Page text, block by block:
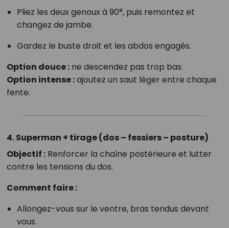
Pliez les deux genoux à 90°, puis remontez et
changez de jambe.
Gardez le buste droit et les abdos engagés.
Option douce :ne descendez pas trop bas.
Option intense :ajoutez un saut léger entre chaque
fente.
4. Superman + tirage (dos – fessiers – posture)
Objectif :Renforcer la chaîne postérieure et lutter
contre les tensions du dos.
Comment faire :
Allongez-vous sur le ventre, bras tendus devant
vous.